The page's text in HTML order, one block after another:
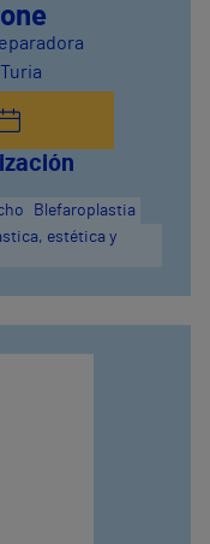
estética y
Blefaroplastia